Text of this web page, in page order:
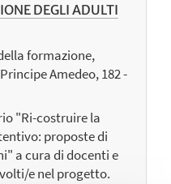
DEGLI ADULTI
formazione,
Amedeo, 182 -
"Ri-costruire la
proposte di
a cura di docenti e
e nel progetto.